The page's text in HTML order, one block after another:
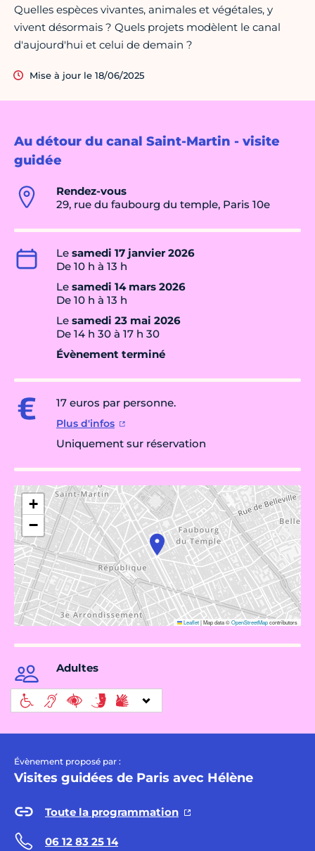
Au détour du canal Saint-Martin - visite
guidée
Rendez-vous
29, rue du faubourg du temple, Paris 10e
Le samedi 17 janvier 2026
De 10 h à 13 h
Le samedi 14 mars 2026
De 10 h à 13 h
Le samedi 23 mai 2026
De 14 h 30 à 17 h 30
Évènement terminé
17 euros par personne.
Plus d'infos
Uniquement sur réservation
+
−
Leaflet|Map data ©OpenStreetMapcontributors
Adultes
Évènement proposé par :
Visites guidées de Paris avec Hélène
Toute la programmation
06 12 83 25 14
Quelles espèces vivantes, animales et végétales, y
vivent désormais ? Quels projets modèlent le canal
d'aujourd'hui et celui de demain ?
Mise à jour le 18/06/2025